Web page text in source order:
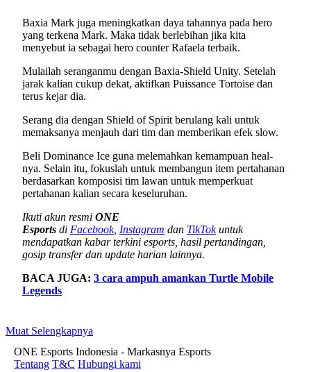
Baxia Mark juga meningkatkan daya tahannya pada hero
yang terkena Mark. Maka tidak berlebihan jika kita
menyebut ia sebagai hero counter Rafaela terbaik.
Mulailah seranganmu dengan Baxia-Shield Unity. Setelah
jarak kalian cukup dekat, aktifkan Puissance Tortoise dan
terus kejar dia.
Serang dia dengan Shield of Spirit berulang kali untuk
memaksanya menjauh dari tim dan memberikan efek slow.
Beli Dominance Ice guna melemahkan kemampuan heal-
nya. Selain itu, fokuslah untuk membangun item pertahanan
berdasarkan komposisi tim lawan untuk memperkuat
pertahanan kalian secara keseluruhan.
Ikuti akun resmi ONE
Esports di Facebook, Instagram dan TikTokuntuk
mendapatkan kabar terkini esports, hasil pertandingan,
gosip transfer dan update harian lainnya.
BACA JUGA: 3 cara ampuh amankan Turtle Mobile
Legends
Muat Selengkapnya
ONE Esports Indonesia - Markasnya Esports
Tentang T&C Hubungi kami